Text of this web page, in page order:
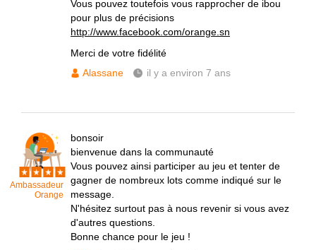
Vous pouvez toutefois vous rapprocher de ibou
pour plus de précisions
http://www.facebook.com/orange.sn
Merci de votre fidélité
Alassane
il y a environ 7 ans
Ambassadeur
Orange
bonsoir
bienvenue dans la communauté
Vous pouvez ainsi participer au jeu et tenter de
gagner de nombreux lots comme indiqué sur le
message.
N'hésitez surtout pas à nous revenir si vous avez
d'autres questions.
Bonne chance pour le jeu !